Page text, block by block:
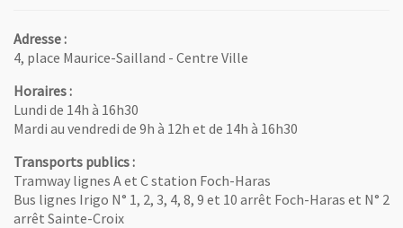
Adresse :
4, place Maurice-Sailland - Centre Ville
Horaires :
Lundi de 14h à 16h30
Mardi au vendredi de 9h à 12h et de 14h à 16h30
Transports publics :
Tramway lignes A et C station Foch-Haras
Bus lignes Irigo N° 1, 2, 3, 4, 8, 9 et 10 arrêt Foch-Haras et N° 2
arrêt Sainte-Croix